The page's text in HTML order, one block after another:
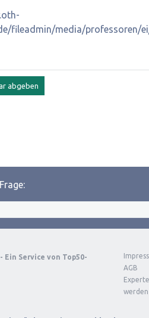
fileadmin/media/professoren/
- Ein Service von Top50-
AGB
Experte
werden